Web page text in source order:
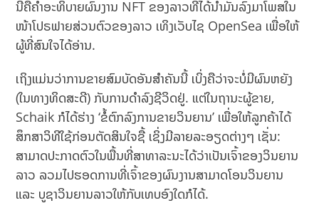
ນີ້ຄືຄຳອະທິບາຍຜົນງານ NFT ຂອງລາວທີ່ໄດ້ນຳມັນລົງມາໂພສໃນ
ໜ້າໂປຣຟາຍສ່ວນຕົວຂອງລາວ ເທິງເວັບໄຊ OpenSea ເພື່ອໃຫ້
ຜູ້ທີ່ສົນໃຈໄດ້ອ່ານ.
ເຖິງແມ່ນວ່າການຂາຍສົມບັດອັນສຳຄັນນີ້ ເບິ່ງຄືວ່າຈະບໍ່ມີຜົນຫຍັງ
(ໃນທາງທິດສະດີ) ກັບການດຳລົງຊີວິດຢູ່. ແຕ່ໃນຖານະຜູ້ຂາຍ,
Schaik ກໍໄດ້ຮ່າງ ‘ຂໍ້ຕົກລົງການຂາຍວິນຍານ’ ເພື່ອໃຫ້ລູກຄ້າໄດ້
ສຶກສາວິທີໃຊ້ກ່ອນຕັດສິນໃຈຊື້ ເຊິ່ງມີລາຍລະອຽດຕ່າງໆ ເຊັ່ນ:
ສາມາດປະກາດຕົວໃນພື້ນທີ່ສາທາລະນະໄດ້ວ່າເປັນເຈົ້າຂອງວິນຍານ
ລາວ ລວມໄປຮອດການທີ່ເຈົ້າຂອງຜົນງານສາມາດໂອນວິນຍານ
ແລະ ບູຊາວິນຍານລາວໃຫ້ກັບເທບອົງໃດກໍໄດ້.